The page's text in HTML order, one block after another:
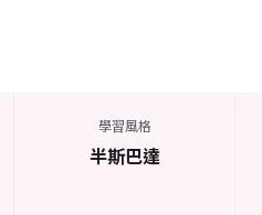
學習風格
半斯巴達